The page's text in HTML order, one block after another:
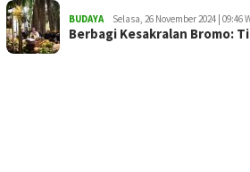
BUDAYA Selasa, 26 November 2024 | 09:46
Berbagi Kesakralan Bromo: